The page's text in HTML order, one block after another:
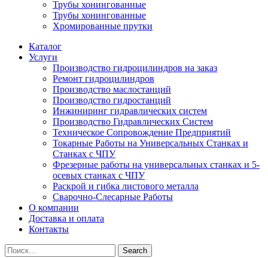
Трубы хонингованные
Трубы хонингованные
Хромированные прутки
Каталог
Услуги
Производство гидроцилиндров на заказ
Ремонт гидроцилиндров
Производство маслостанций
Производство гидростанций
Инжиниринг гидравлических систем
Производство Гидравлических Систем
Техническое Сопровождение Предприятий
Токарные Работы на Универсальных Станках и
Станках с ЧПУ
Фрезерные работы на универсальных станках и 5-
осевых станках с ЧПУ
Раскрой и гибка листового металла
Сварочно-Слесарные Работы
О компании
Доставка и оплата
Контакты
Search